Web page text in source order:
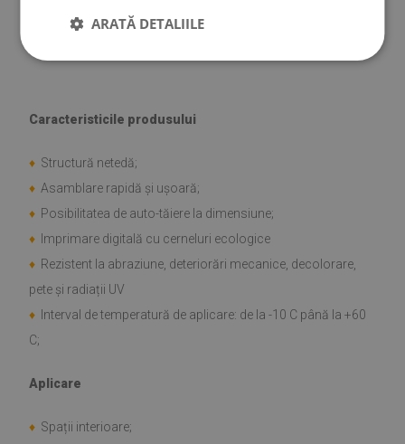
Dimensiunea plăcii: 30x30 cm
♦
Caracteristicile produsului
♦ Structură netedă;
♦ Asamblare rapidă și ușoară;
♦ Posibilitatea de auto-tăiere la dimensiune;
♦
Imprimare digitală cu cerneluri ecologice
♦ Rezistent la abraziune, deteriorări mecanice, decolorare,
pete și radiații UV
♦
Interval de temperatură de aplicare: de la -10 C până la +60
C;
Aplicare
♦ Spații interioare;
ARATĂ DETALIILE